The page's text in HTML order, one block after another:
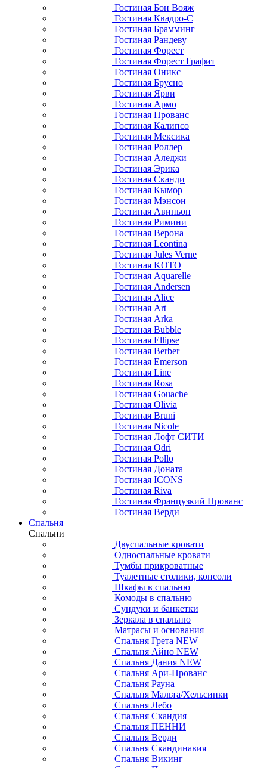
Гостиная Бон Вояж
Гостиная Квадро-С
Гостиная Брамминг
Гостиная Рандеву
Гостиная Форест
Гостиная Форест Графит
Гостиная Оникс
Гостиная Брусно
Гостиная Ярви
Гостиная Армо
Гостиная Прованс
Гостиная Калипсо
Гостиная Мексика
Гостиная Роллер
Гостиная Аледжи
Гостиная Эрика
Гостиная Сканди
Гостиная Кымор
Гостиная Мэнсон
Гостиная Авиньон
Гостиная Римини
Гостиная Верона
Гостиная Leontina
Гостиная Jules Verne
Гостиная KOTO
Гостиная Aquarelle
Гостиная Andersen
Гостиная Alice
Гостиная Art
Гостиная Arka
Гостиная Bubble
Гостиная Ellipse
Гостиная Berber
Гостиная Emerson
Гостиная Line
Гостиная Rosa
Гостиная Gouache
Гостиная Olivia
Гостиная Bruni
Гостиная Nicole
Гостиная Лофт СИТИ
Гостиная Odri
Гостиная Pollo
Гостиная Доната
Гостиная ICONS
Гостиная Riva
Гостиная Французкий Прованс
Гостиная Верди
Спальня
Спальни
Двуспальные кровати
Односпальные кровати
Тумбы прикроватные
Туалетные столики, консоли
Шкафы в спальню
Комоды в спальню
Сундуки и банкетки
Зеркала в спальню
Матрасы и основания
Спальня Грета NEW
Спальня Айно NEW
Спальня Дания NEW
Спальня Ари-Прованс
Спальня Рауна
Спальня Мальта/Хельсинки
Спальня Лебо
Спальня Скандия
Спальня ПЕННИ
Спальня Верди
Спальня Скандинавия
Спальня Викинг